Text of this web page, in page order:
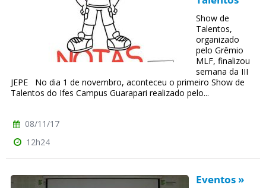
Show de
Talentos,
organizado
pelo Grêmio
MLF, finalizou
semana da III
JEPE No dia 1 de novembro, aconteceu o primeiro Show de
Talentos do Ifes Campus Guarapari realizado pelo...
08/11/17
12h24
Eventos »